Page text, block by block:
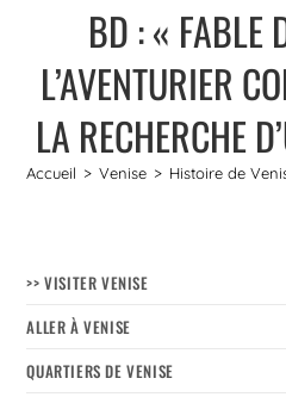
BD : « FABLE
L’AVENTURIER
LA RECHERCHE
Accueil > Venise > Histoire de
>> VISITER VENISE
ALLER À VENISE
QUARTIERS DE VENISE